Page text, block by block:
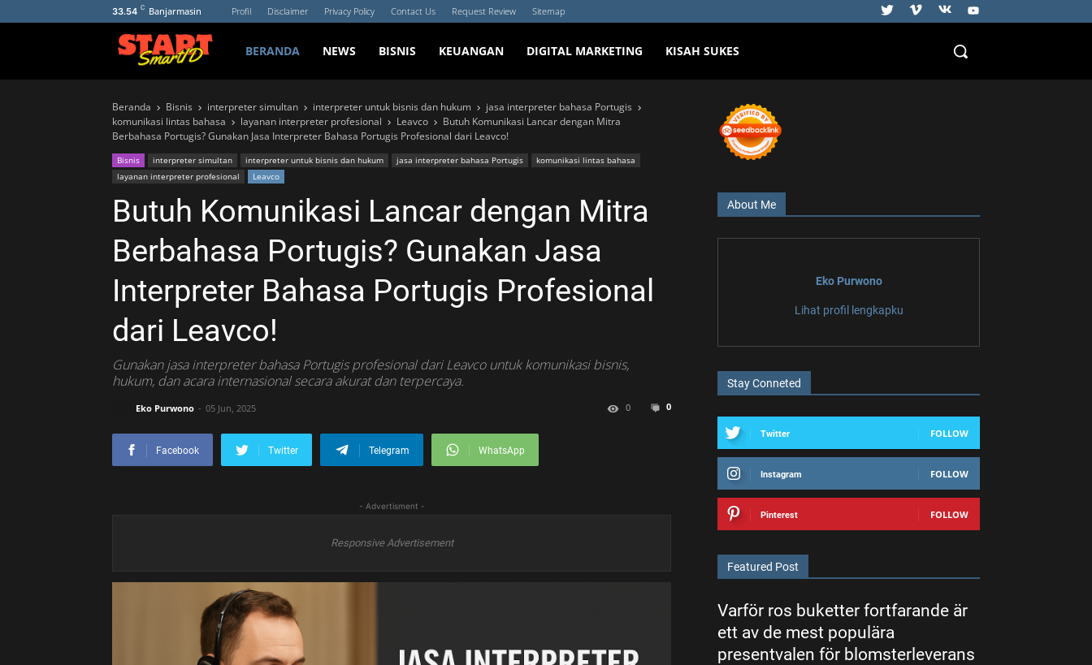
33.54 C Banjarmasin Profil Disclaimer Privacy Policy Contact Us Request Review Sitemap
BERANDA NEWS BISNIS KEUANGAN DIGITAL MARKETING KISAH SUKES
Beranda Bisnis interpreter simultan interpreter untuk bisnis dan hukum
jasa interpreter bahasa Portugis
komunikasi lintas bahasa
layanan interpreter profesional Leavco
Butuh Komunikasi Lancar dengan Mitra
Berbahasa Portugis? Gunakan Jasa Interpreter Bahasa Portugis Profesional dari Leavco!
Bisnis interpreter simultan interpreter untuk bisnis dan hukum jasa interpreter bahasa Portugis
komunikasi lintas bahasa
layanan interpreter profesional
Leavco
Butuh Komunikasi Lancar dengan Mitra
Berbahasa Portugis? Gunakan Jasa
Interpreter Bahasa Portugis Profesional
dari Leavco!
Gunakan jasa interpreter bahasa Portugis profesional dari Leavco untuk komunikasi bisnis,
hukum, dan acara internasional secara akurat dan terpercaya.
Eko Purwono 05 Jun, 2025 0
0
Facebook Twitter Telegram WhatsApp
- Advertisment -
Responsive Advertisement
About Me
Eko Purwono
Lihat profil lengkapku
Stay Conneted
Twitter FOLLOW
Instagram FOLLOW
Pinterest FOLLOW
Featured Post
Varför ros buketter fortfarande är
ett av de mest populära
presentvalen för blomsterleverans